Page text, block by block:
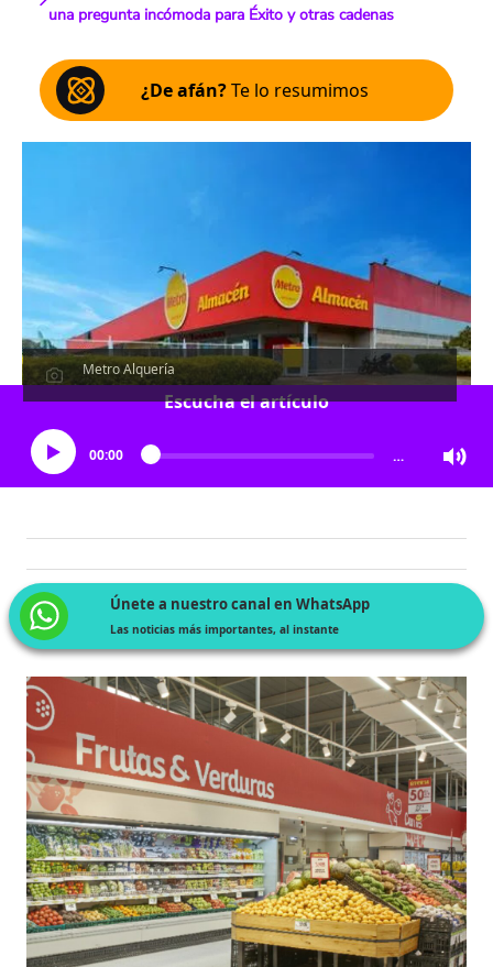
una pregunta incómoda para Éxito y otras cadenas
¿De afán?Te lo resumimos
Metro Alquería
Escucha el artículo
00:00 …
Únete a nuestro canal en WhatsApp
Las noticias más importantes, al instante